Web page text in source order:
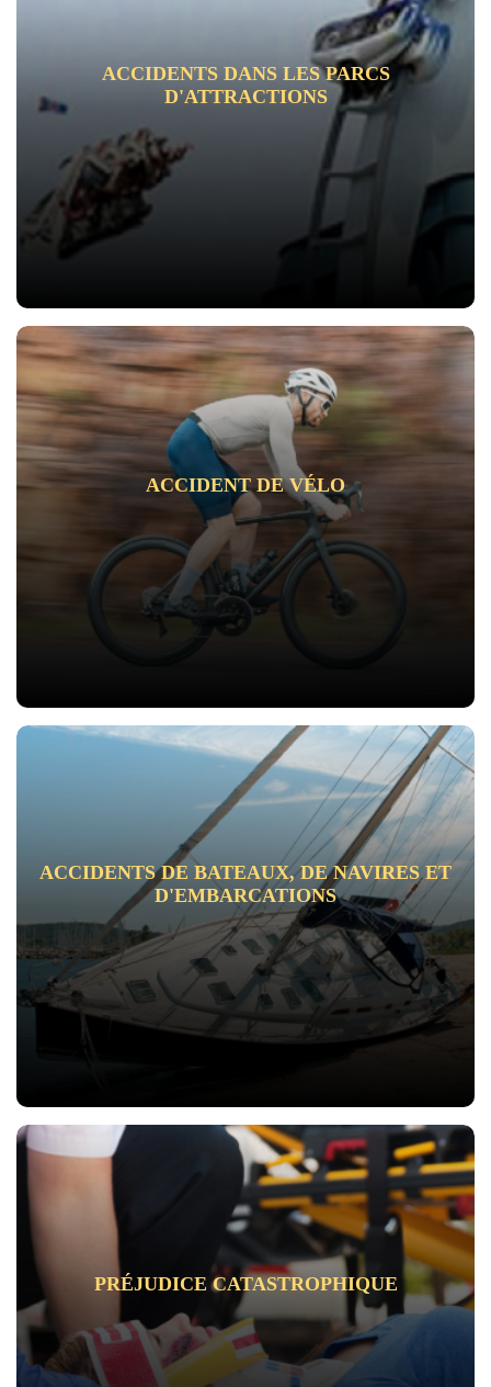
ACCIDENTS DANS LES PARCS
D'ATTRACTIONS
ACCIDENT DE VÉLO
ACCIDENTS DE BATEAUX, DE NAVIRES ET
D'EMBARCATIONS
PRÉJUDICE CATASTROPHIQUE